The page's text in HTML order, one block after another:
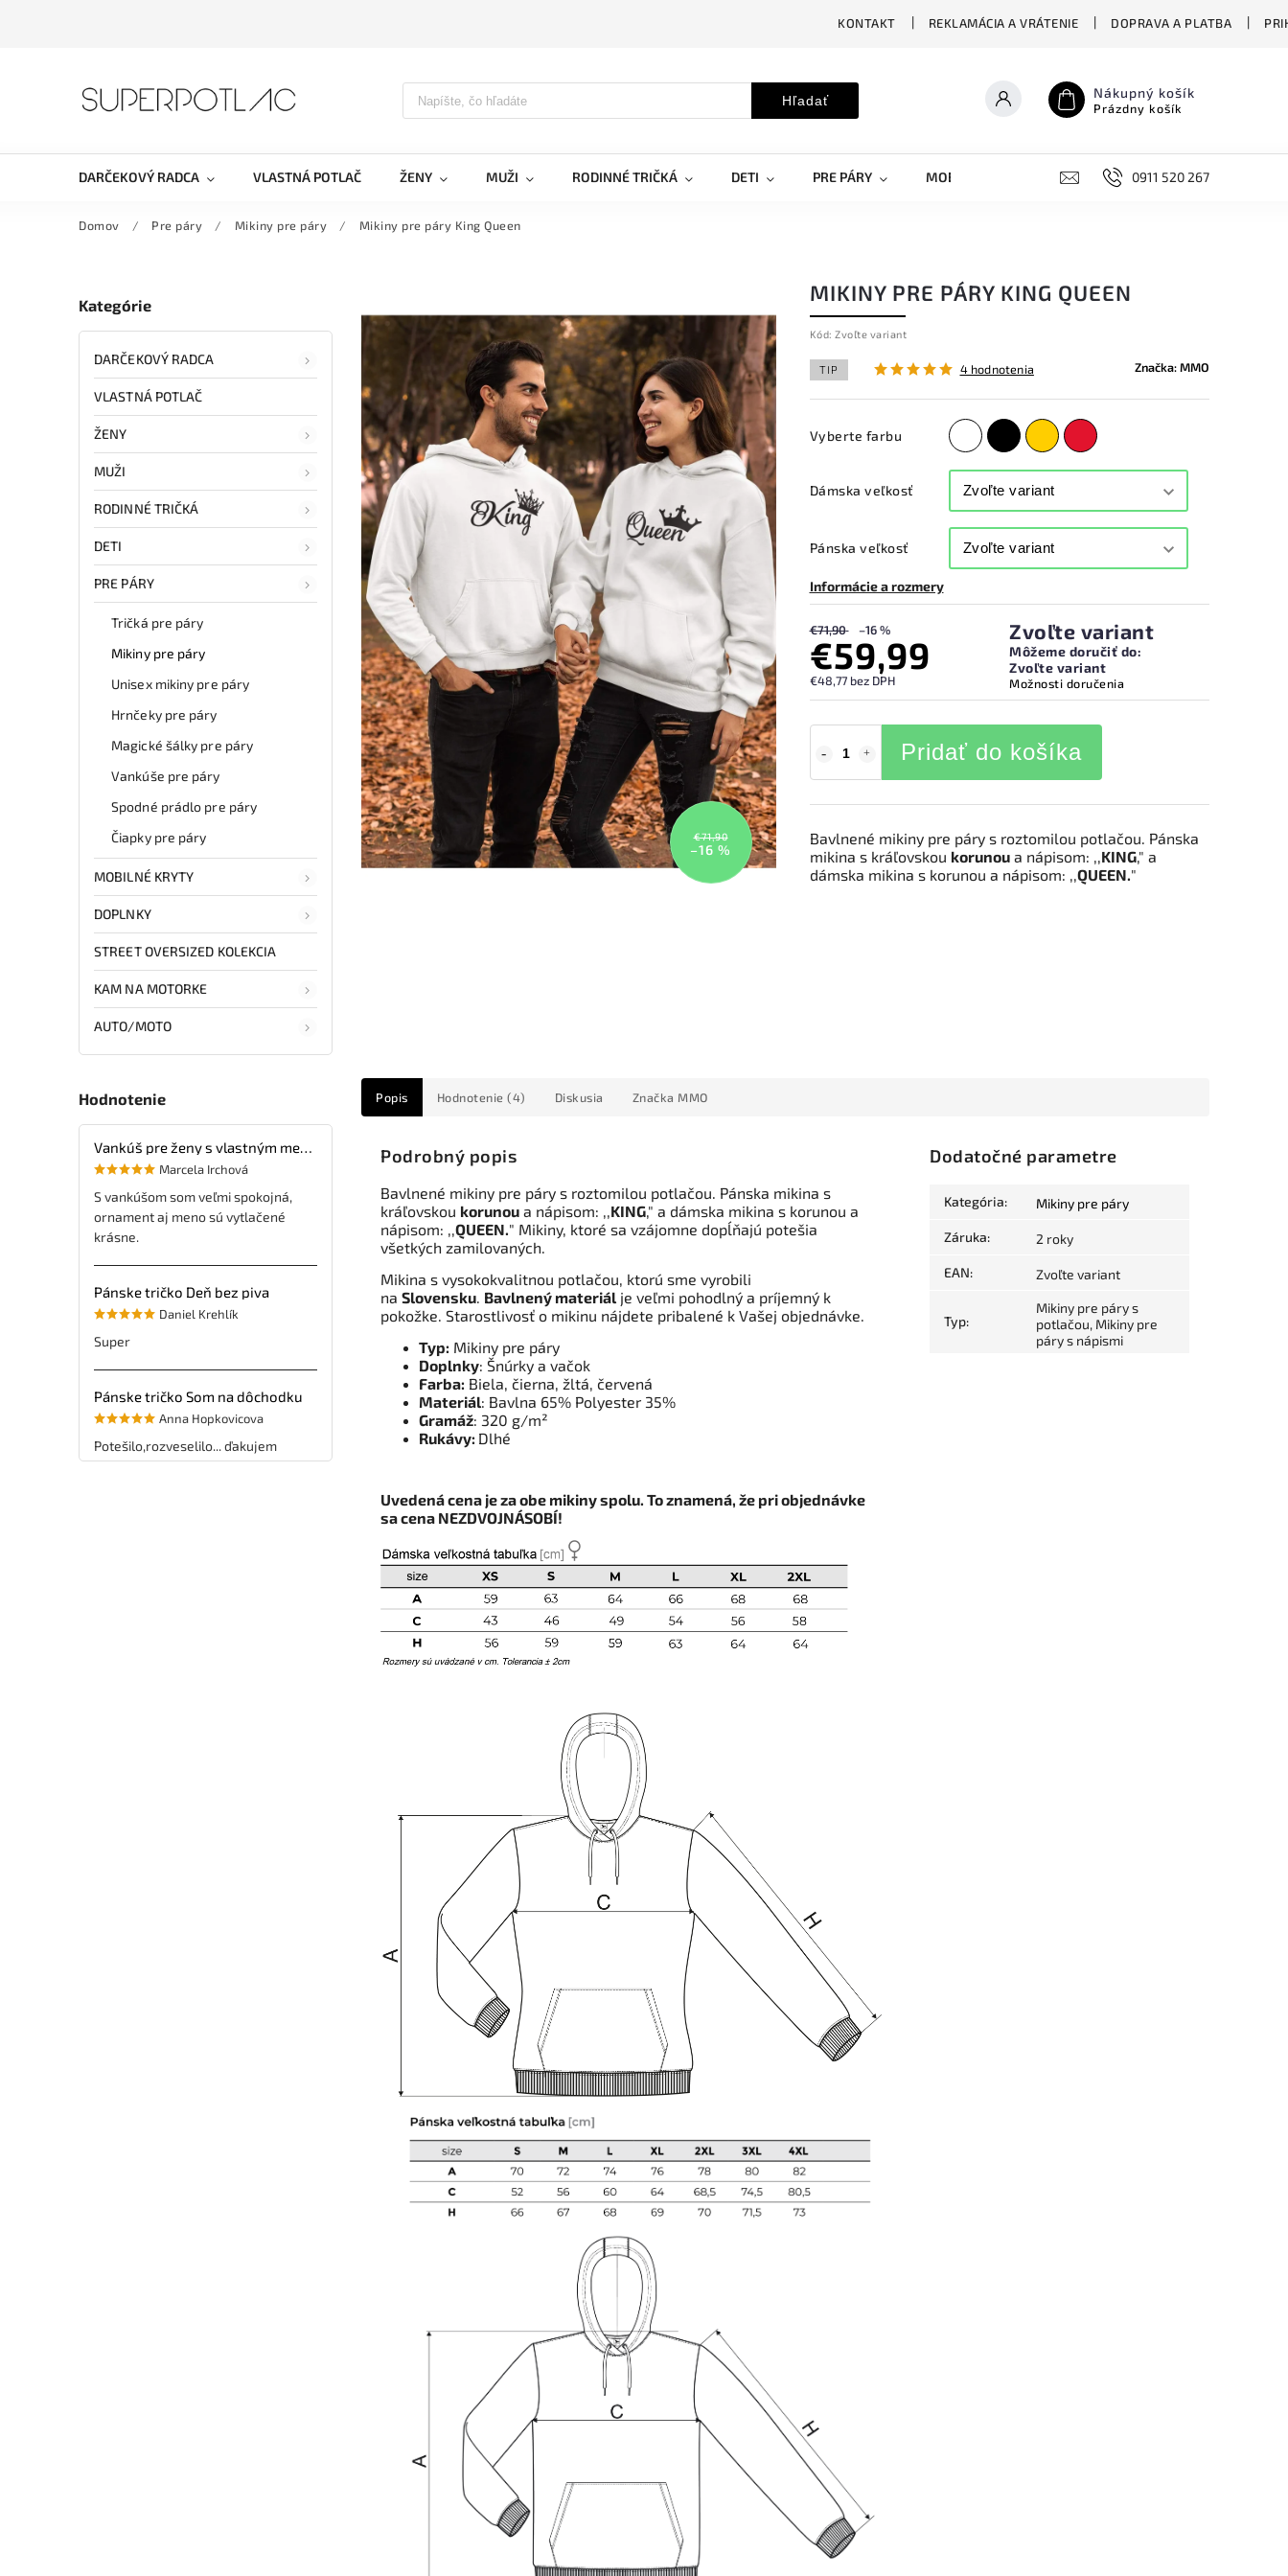
KONTAKT REKLAMÁCIA A VRÁTENIE DOPRAVA A PLATBA
Hľadať Nákupný košík
Prázdny košík
DARČEKOVÝ RADCA VLASTNÁ POTLAČ ŽENY MUŽI RODINNÉ TRIČKÁ DETI PRE PÁRY MOBILNÉ KRYTY DOPLNKY STREET
0911 520 267
Domov / Pre páry / Mikiny pre páry / Mikiny pre páry King Queen
Kategórie
DARČEKOVÝ RADCA
VLASTNÁ POTLAČ
ŽENY
MUŽI
RODINNÉ TRIČKÁ
DETI
PRE PÁRY
Tričká pre páry
Mikiny pre páry
Unisex mikiny pre páry
Hrnčeky pre páry
Magické šálky pre páry
Vankúše pre páry
Spodné prádlo pre páry
Čiapky pre páry
MOBILNÉ KRYTY
DOPLNKY
STREET OVERSIZED KOLEKCIA
KAM NA MOTORKE
AUTO/MOTO
Hodnotenie
Marcela Irchová
S vankúšom som veľmi spokojná,
ornament aj meno sú vytlačené
krásne.
Pánske tričko Deň bez piva
Daniel Krehlík
Super
Pánske tričko Som na dôchodku
Anna Hopkovicova
Potešilo,rozveselilo... ďakujem
€71,90
–16 %
MIKINY PRE PÁRY KING QUEEN
Kód: Zvoľte variant
TIP 4 hodnotenia Značka:MMO
Vyberte farbu
Dámska veľkosť
Pánska veľkosť
Informácie a rozmery
€71,90 –16 %
€59,99
€48,77 bez DPH
Zvoľte variant
Môžeme doručiť do:
Zvoľte variant
Možnosti doručenia
Pridať do košíka
Bavlnené mikiny pre páry s roztomilou potlačou. Pánska
mikina s kráľovskou korunoua nápisom: ,,KING," a
dámska mikina s korunou a nápisom: ,,QUEEN."
Popis Hodnotenie (4) Diskusia Značka MMO
Podrobný popis
Bavlnené mikiny pre páry s roztomilou potlačou. Pánska mikina s
kráľovskou korunou a nápisom: ,,KING," a dámska mikina s korunou a
nápisom: ,,QUEEN." Mikiny, ktoré sa vzájomne dopĺňajú potešia
všetkých zamilovaných.
Mikina s vysokokvalitnou potlačou, ktorú sme vyrobili
na Slovensku. Bavlnený materiál je veľmi pohodlný a príjemný k
pokožke. Starostlivosť o mikinu nájdete pribalené k Vašej objednávke.
Typ: Mikiny pre páry
Doplnky: Šnúrky a vačok
Farba: Biela, čierna, žltá, červená
Materiál: Bavlna 65% Polyester 35%
Gramáž: 320 g/m²
Rukávy: Dlhé
Uvedená cena je za obe mikiny spolu. To znamená, že pri objednávke
sa cena NEZDVOJNÁSOBÍ!
Dodatočné parametre
Kategória: Mikiny pre páry
Záruka: 2 roky
EAN: Zvoľte variant
Typ:
Mikiny pre páry s
potlačou, Mikiny pre
páry s nápismi